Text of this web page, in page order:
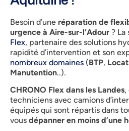
Besoin d’une réparation de
urgence à Aire-sur-l’Adour ? La
Flex, partenaire des solutions
rapidité d’intervention et son
nombreux domaines (BTP,
Manutention..).
CHRONO Flex dans les Landes,
techniciens avec camions
équipés qui sont répartis dans
vous dépanner en moins d’une